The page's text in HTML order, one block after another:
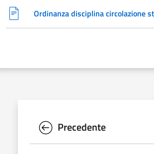
Ordinanza disciplina circolazione
Precedente